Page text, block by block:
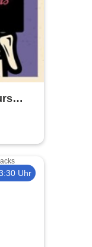
Uhr